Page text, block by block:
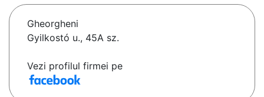
Gheorgheni
Gyilkostó u., 45A sz.
Vezi profilul firmei pe